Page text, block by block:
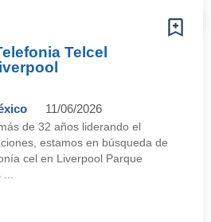
Telcel
11/06/2026
de 32 años liderando el
estamos en búsqueda de
cel en Liverpool Parque